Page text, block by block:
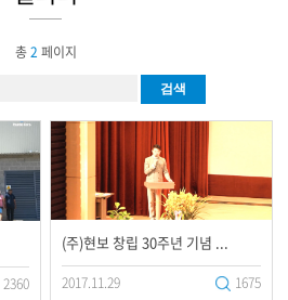
총2 페이지
검색
2360
(주)현보 창립 30주년 기념 ...
2017.11.29 1675